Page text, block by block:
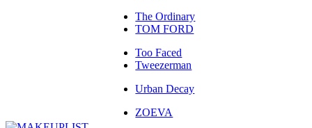
The Ordinary
TOM FORD
Too Faced
Tweezerman
Urban Decay
ZOEVA